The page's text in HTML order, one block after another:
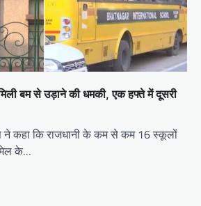
बम से उड़ाने की धमकी, एक हफ्ते में दूसरी
ने कहा कि राजधानी के कम से कम 16 स्कूलों
के…